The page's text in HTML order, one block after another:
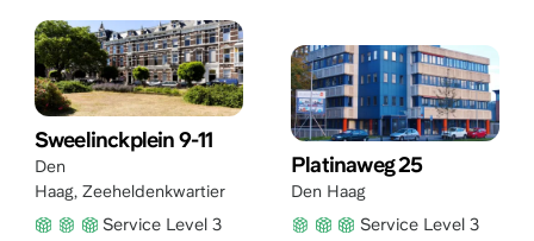
Sweelinckplein 9-11
Den
Haag, Zeeheldenkwartier
Service Level 3
Platinaweg 25
Den Haag
Service Level 3